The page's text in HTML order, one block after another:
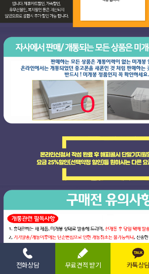
전화상담 무료견적 받기 카톡상